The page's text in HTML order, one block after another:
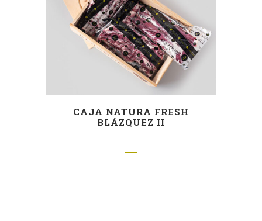
CAJA NATURA FRESH
BLÁZQUEZ II